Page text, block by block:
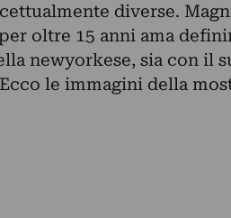
diverse.
oltre 15 anni ama
newyorkese, sia con il
le immagini della